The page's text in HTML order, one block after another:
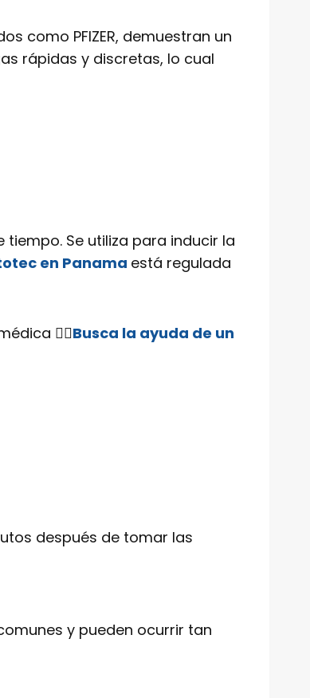
como PFIZER, demuestran un
rápidas y discretas, lo cual
Se utiliza para inducir la
en Panama está regulada
👨‍⚕️Busca la ayuda de un
después de tomar las
y pueden ocurrir tan